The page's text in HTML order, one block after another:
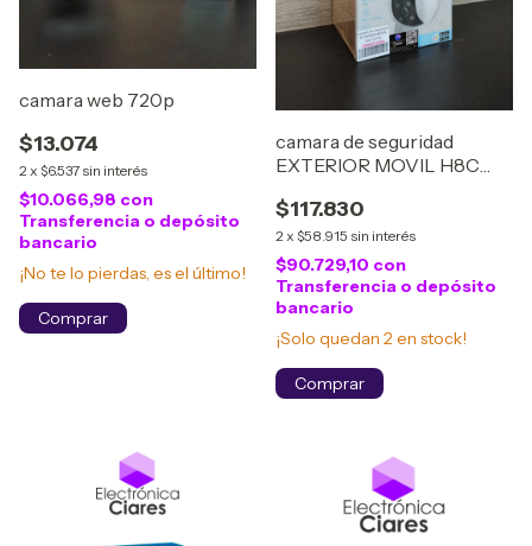
camara web 720p
$13.074
2 x $6.537 sin interés
$10.066,98 con
Transferencia o depósito
bancario
¡No te lo pierdas, es el último!
camara de seguridad
EXTERIOR MOVIL H8C
$117.830
2 x $58.915 sin interés
$90.729,10 con
Transferencia o depósito
bancario
¡Solo quedan 2en stock!